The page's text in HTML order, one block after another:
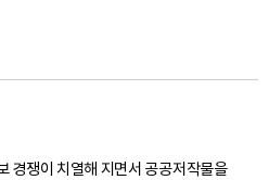
경쟁이 치열해 지면서 공공저작물을